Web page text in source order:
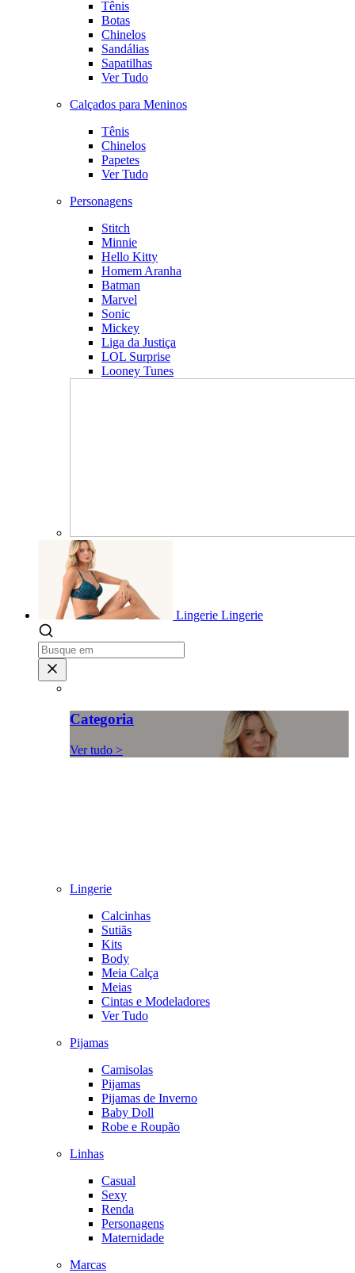
Tênis
Botas
Chinelos
Sandálias
Sapatilhas
Ver Tudo
Calçados para Meninos
Tênis
Chinelos
Papetes
Ver Tudo
Personagens
Stitch
Minnie
Hello Kitty
Homem Aranha
Batman
Marvel
Sonic
Mickey
Liga da Justiça
LOL Surprise
Looney Tunes
Lingerie Lingerie
Categoria
Ver tudo >
Lingerie
Calcinhas
Sutiãs
Kits
Body
Meia Calça
Meias
Cintas e Modeladores
Ver Tudo
Pijamas
Camisolas
Pijamas
Pijamas de Inverno
Baby Doll
Robe e Roupão
Linhas
Casual
Sexy
Renda
Personagens
Maternidade
Marcas